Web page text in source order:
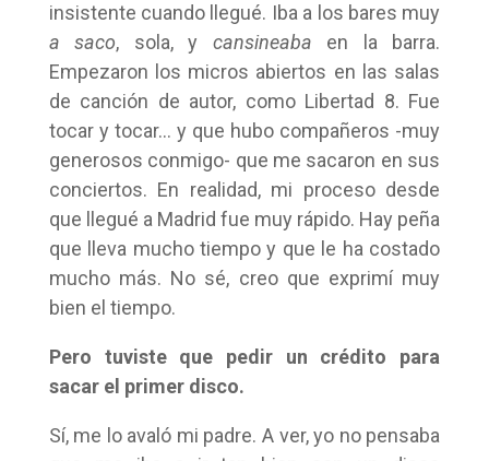
insistente cuando llegué. Iba a los bares muy
a saco, sola, y cansineaba en la barra.
Empezaron los micros abiertos en las salas
de canción de autor, como Libertad 8. Fue
tocar y tocar… y que hubo compañeros -muy
generosos conmigo- que me sacaron en sus
conciertos. En realidad, mi proceso desde
que llegué a Madrid fue muy rápido. Hay peña
que lleva mucho tiempo y que le ha costado
mucho más. No sé, creo que exprimí muy
bien el tiempo.
Pero tuviste que pedir un crédito para
sacar el primer disco.
Sí, me lo avaló mi padre. A ver, yo no pensaba